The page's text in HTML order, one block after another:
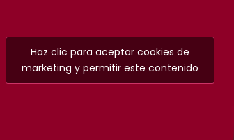
Haz clic para aceptar cookies de
marketing y permitir este contenido